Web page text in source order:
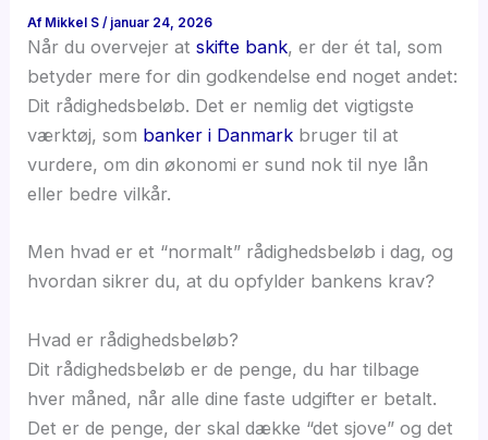
Af Mikkel S/ januar 24, 2026
Når du overvejer atskifte bank, er der ét tal, som
betyder mere for din godkendelse end noget andet:
Dit rådighedsbeløb. Det er nemlig det vigtigste
værktøj, som banker i Danmark bruger til at
vurdere, om din økonomi er sund nok til nye lån
eller bedre vilkår.
Men hvad er et “normalt” rådighedsbeløb i dag, og
hvordan sikrer du, at du opfylder bankens krav?
Hvad er rådighedsbeløb?
Dit rådighedsbeløb er de penge, du har tilbage
hver måned, når alle dine faste udgifter er betalt.
Det er de penge, der skal dække “det sjove” og det